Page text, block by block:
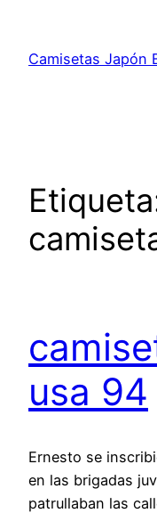
contenido
Camisetas Japón
usa 94
Ernesto se
en las brigadas
patrullaban las